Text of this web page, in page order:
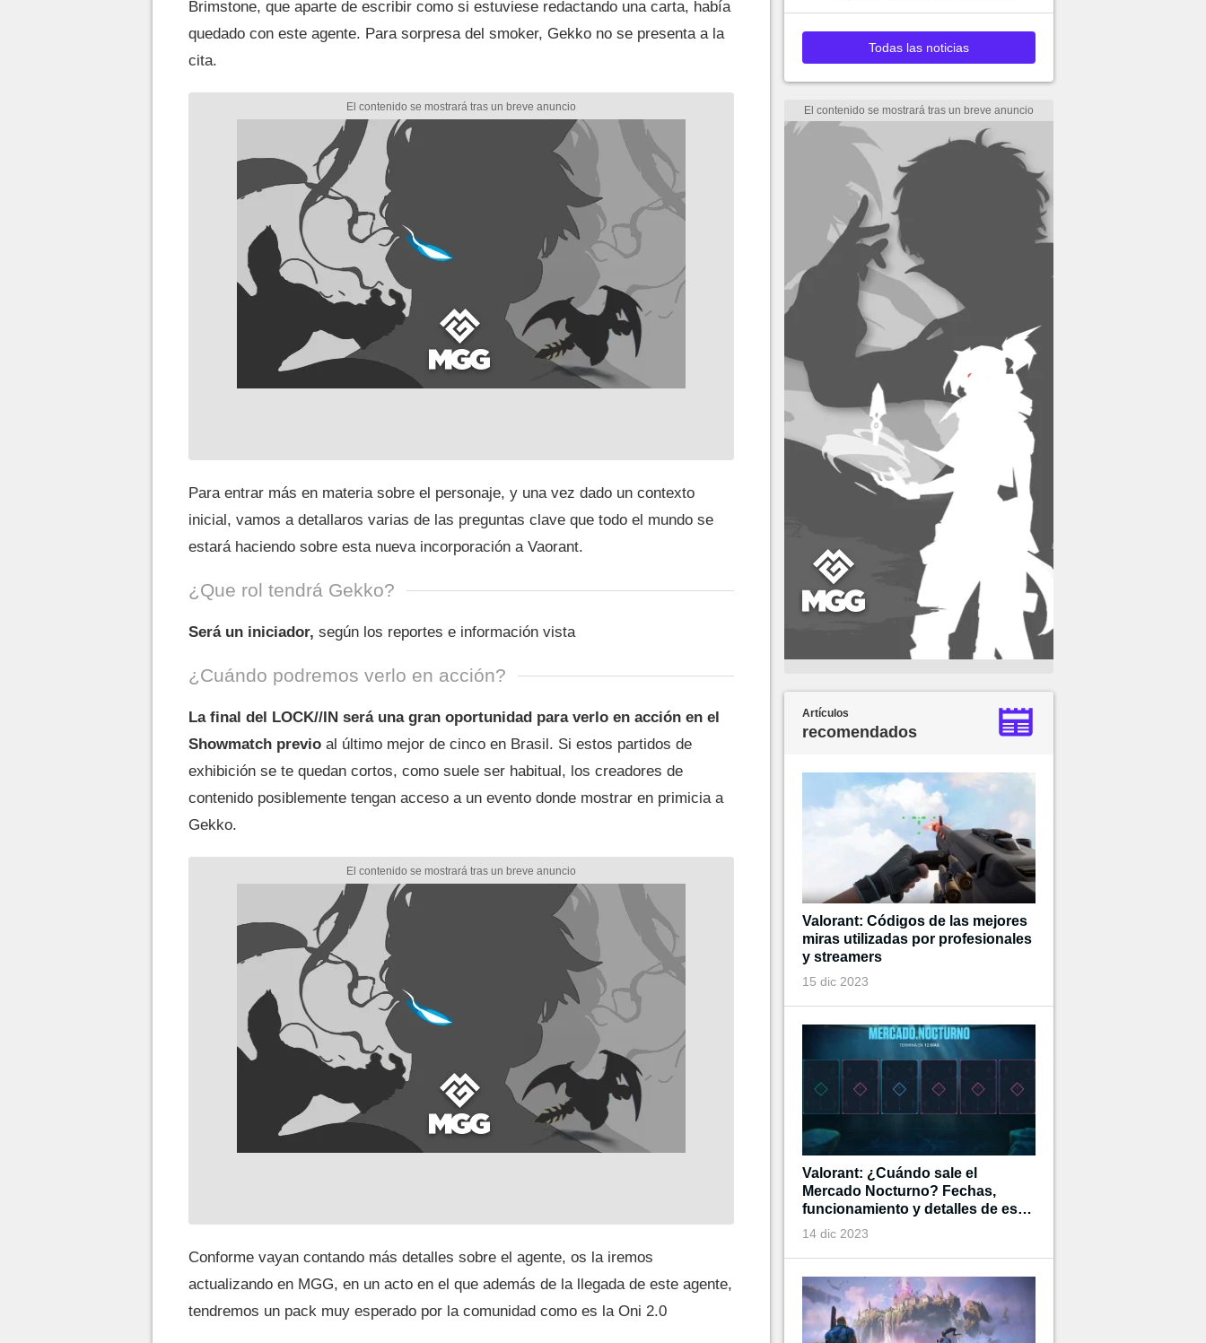
Brimstone, que aparte de escribir como si estuviese redactando una carta, había
quedado con este agente. Para sorpresa del smoker, Gekko no se presenta a la
cita.
Para entrar más en materia sobre el personaje, y una vez dado un contexto
inicial, vamos a detallaros varias de las preguntas clave que todo el mundo se
estará haciendo sobre esta nueva incorporación a Vaorant.
¿Que rol tendrá Gekko?
Será un iniciador, según los reportes e información vista
¿Cuándo podremos verlo en acción?
La final del LOCK//IN será una gran oportunidad para verlo en acción en el
Showmatch previo al último mejor de cinco en Brasil. Si estos partidos de
exhibición se te quedan cortos, como suele ser habitual, los creadores de
contenido posiblemente tengan acceso a un evento donde mostrar en primicia a
Gekko.
Conforme vayan contando más detalles sobre el agente, os la iremos
actualizando en MGG, en un acto en el que además de la llegada de este agente,
tendremos un pack muy esperado por la comunidad como es la Oni 2.0
G2 para asegurar el pase a la
final
Todas las noticias
Artículos
recomendados
Valorant: Códigos de las mejores
miras utilizadas por profesionales
y streamers
15 dic 2023
Valorant: ¿Cuándo sale el
Mercado Nocturno? Fechas,
funcionamiento y detalles de esta
tienda de tiempo limitado
14 dic 2023